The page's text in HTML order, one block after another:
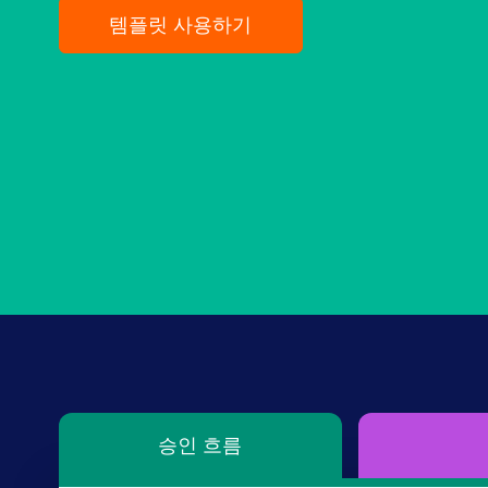
템플릿 사용하기
승인 흐름